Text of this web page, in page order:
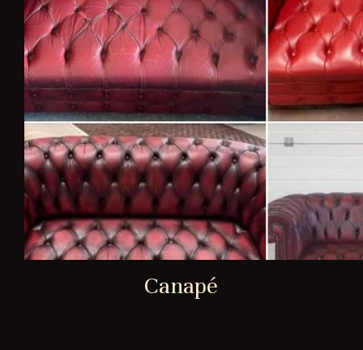
Canapé